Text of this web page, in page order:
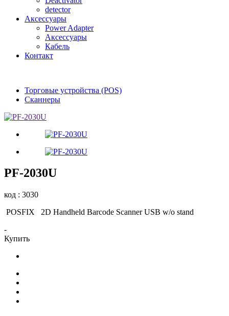
detector
Аксессуары
Power Adapter
Аксессуары
Кабель
Контакт
Торговые устройства (POS)
Сканнеры
PF-2030U
код : 3030
POSFIX 2D Handheld Barcode Scanner USB w/o stand
-
Купить